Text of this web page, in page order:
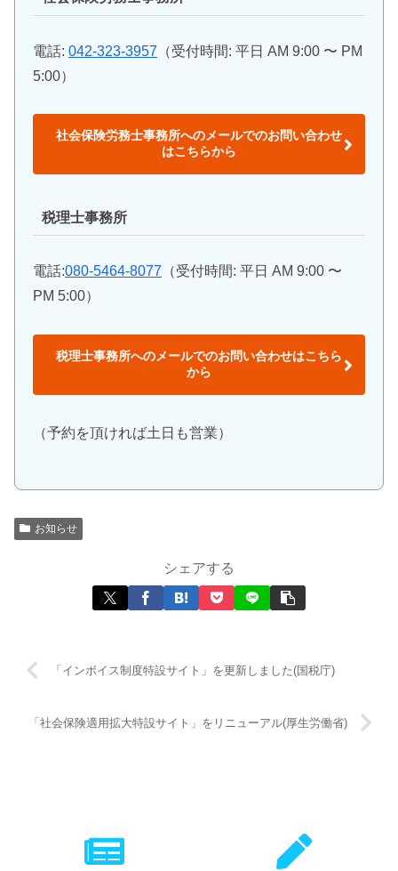
電話: 042-323-3957 （受付時間: 平日 AM 9:00 〜 PM
5:00）
社会保険労務士事務所へのメールでのお問い合わせ
はこちらから
税理士事務所
電話:080-5464-8077 （受付時間: 平日 AM 9:00 〜
PM 5:00）
税理士事務所へのメールでのお問い合わせはこちら
から
（予約を頂ければ土日も営業）
お知らせ
シェアする
「インボイス制度特設サイト」を更新しました(国税庁)
「社会保険適用拡大特設サイト」をリニューアル(厚生労働省)